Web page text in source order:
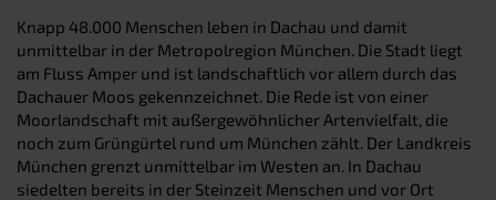
Knapp 48.000 Menschen leben in Dachau und damit
unmittelbar in der Metropolregion München. Die Stadt liegt
am Fluss Amper und ist landschaftlich vor allem durch das
Dachauer Moos gekennzeichnet. Die Rede ist von einer
Moorlandschaft mit außergewöhnlicher Artenvielfalt, die
noch zum Grüngürtel rund um München zählt. Der Landkreis
München grenzt unmittelbar im Westen an. In Dachau
siedelten bereits in der Steinzeit Menschen und vor Ort